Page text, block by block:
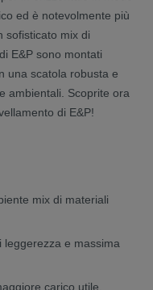
ed è notevolmente più
sofisticato mix di
E&P sono montati
una scatola robusta e
ambientali. Scoprite ora
di E&P!
mix di materiali
leggerezza e massima
carico utile.